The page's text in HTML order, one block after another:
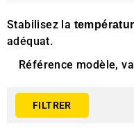
Stabilisez la
adéquat.
Référence modèle,
FILTRER